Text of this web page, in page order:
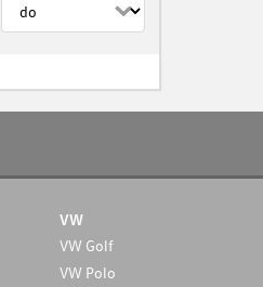
VW
VW Golf
VW Polo